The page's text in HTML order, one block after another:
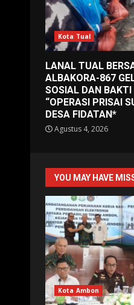
Kota Tual
LANAL TUAL
ALBAKORA-867
SOSIAL DAN BAKTI
“OPERASI PRISAI
DESA FIDATAN*
Agustus 4, 2026
YOU MAY HAVE
Kota Ambon